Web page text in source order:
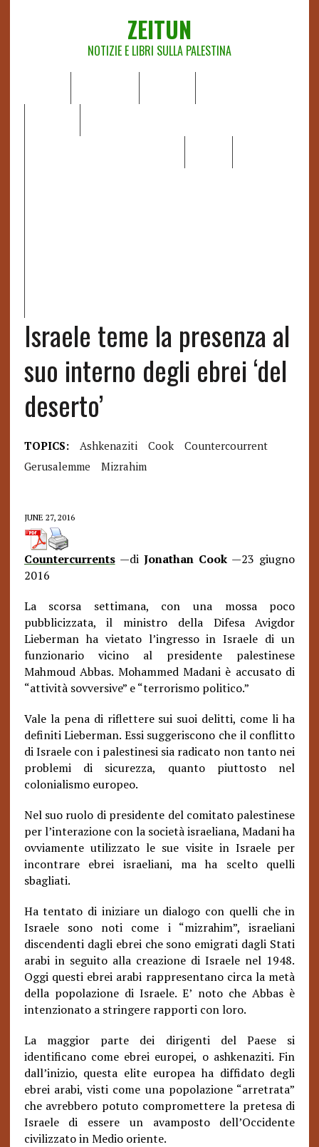
ZEITUN
NOTIZIE E LIBRI SULLA PALESTINA
Israele teme la presenza al
suo interno degli ebrei ‘del
deserto’
TOPICS: Ashkenaziti Cook
Countercourrent
Gerusalemme
Mizrahim
JUNE 27, 2016
Countercurrents—di Jonathan Cook —23 giugno
2016
La scorsa settimana, con una mossa poco
pubblicizzata, il ministro della Difesa Avigdor
Lieberman ha vietato l’ingresso in Israele di un
funzionario vicino al presidente palestinese
Mahmoud Abbas. Mohammed Madani è accusato di
“attività sovversive” e “terrorismo politico.”
Vale la pena di riflettere sui suoi delitti, come li ha
definiti Lieberman. Essi suggeriscono che il conflitto
di Israele con i palestinesi sia radicato non tanto nei
problemi di sicurezza, quanto piuttosto nel
colonialismo europeo.
Nel suo ruolo di presidente del comitato palestinese
per l’interazione con la società israeliana, Madani ha
ovviamente utilizzato le sue visite in Israele per
incontrare ebrei israeliani, ma ha scelto quelli
sbagliati.
Ha tentato di iniziare un dialogo con quelli che in
Israele sono noti come i “mizrahim”, israeliani
discendenti dagli ebrei che sono emigrati dagli Stati
arabi in seguito alla creazione di Israele nel 1948.
Oggi questi ebrei arabi rappresentano circa la metà
della popolazione di Israele. E’ noto che Abbas è
intenzionato a stringere rapporti con loro.
La maggior parte dei dirigenti del Paese si
identificano come ebrei europei, o ashkenaziti. Fin
dall’inizio, questa elite europea ha diffidato degli
ebrei arabi, visti come una popolazione “arretrata”
che avrebbero potuto compromettere la pretesa di
Israele di essere un avamposto dell’Occidente
civilizzato in Medio oriente.